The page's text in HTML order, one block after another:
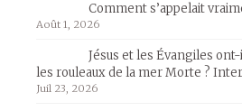
Comment s’appelait
Août 1, 2026
Jésus et les Évangiles
les rouleaux de la mer Morte ?
Juil 23, 2026